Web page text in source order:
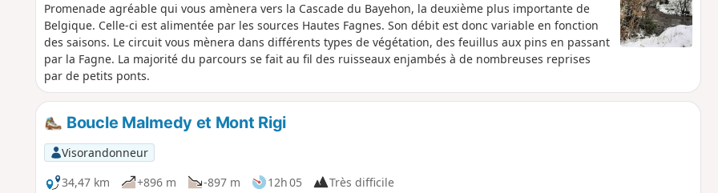
Promenade agréable qui vous amènera vers la Cascade du Bayehon, la deuxième plus importante de
Belgique. Celle-ci est alimentée par les sources Hautes Fagnes. Son débit est donc variable en fonction
des saisons. Le circuit vous mènera dans différents types de végétation, des feuillus aux pins en passant
par la Fagne. La majorité du parcours se fait au fil des ruisseaux enjambés à de nombreuses reprises
par de petits ponts.
Boucle Malmedy et Mont Rigi
Visorandonneur
34,47 km
+896 m -897 m 12h 05 Très difficile